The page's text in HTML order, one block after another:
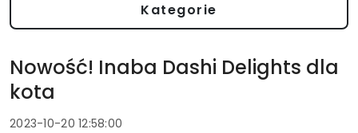
Kategorie
Nowość! Inaba Dashi Delights dla
kota
2023-10-20 12:58:00